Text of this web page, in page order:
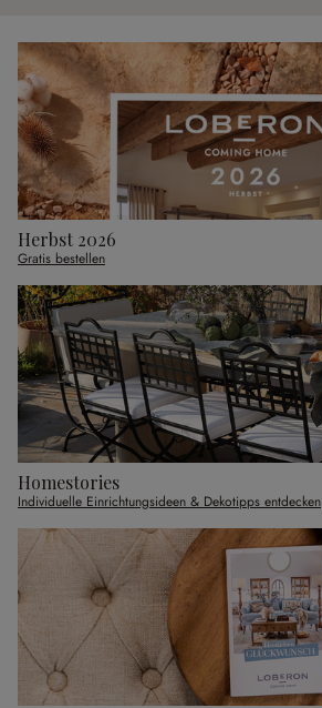
Herbst 2026
Gratis bestellen
Homestories
Individuelle Einrichtungsideen & Dekotipps entdecken